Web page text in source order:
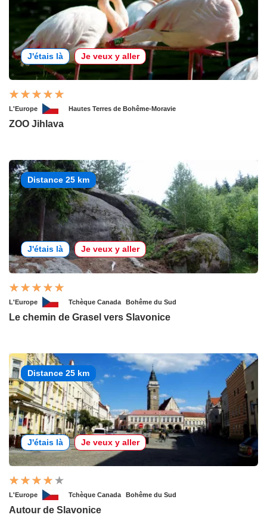
J'étais là Je veux y aller
L'Europe Hautes Terres de Bohême-Moravie
ZOO Jihlava
Distance 25 km
J'étais là Je veux y aller
L'Europe Tchèque Canada Bohême du Sud
Le chemin de Grasel vers Slavonice
Distance 25 km
J'étais là Je veux y aller
L'Europe Tchèque Canada Bohême du Sud
Autour de Slavonice